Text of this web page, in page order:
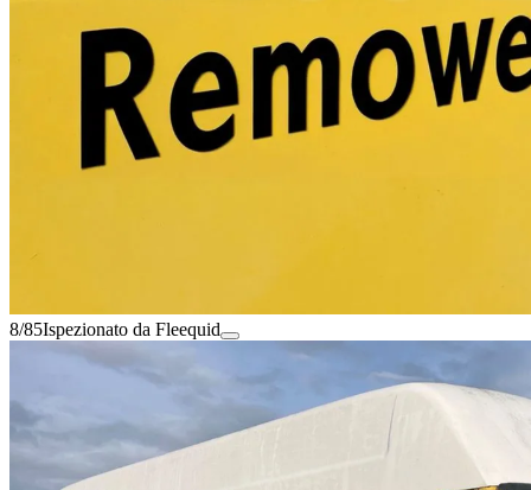
8/85Ispezionato da Fleequid